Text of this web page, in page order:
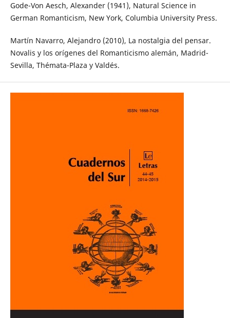
Gode-Von Aesch, Alexander (1941), Natural Science in
German Romanticism, New York, Columbia University Press.
Martín Navarro, Alejandro (2010), La nostalgia del pensar.
Novalis y los orígenes del Romanticismo alemán, Madrid-
Sevilla, Thémata-Plaza y Valdés.